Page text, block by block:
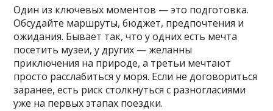
Один из ключевых моментов — это подготовка.
Обсудайте маршруты, бюджет, предпочтения и
ожидания. Бывает так, что у одних есть мечта
посетить музеи, у других — желанны
приключения на природе, а третьи мечтают
просто расслабиться у моря. Если не договориться
заранее, есть риск столкнуться с разногласиями
уже на первых этапах поездки.